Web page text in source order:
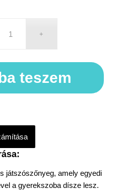
játszószőnyeg, amely egyedi
a gyerekszoba dísze lesz.
teszem